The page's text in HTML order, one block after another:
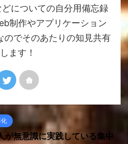
についての自分用備忘録
制作やアプリケーション
のでそのあたりの知見共有
します！
が無意識に実践している集中